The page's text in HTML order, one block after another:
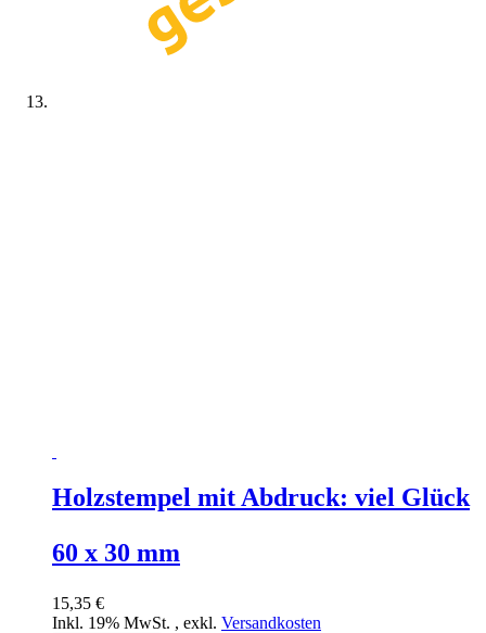
Holzstempel mit Abdruck: viel Glück
60 x 30 mm
15,35 €
Inkl. 19% MwSt. , exkl. Versandkosten